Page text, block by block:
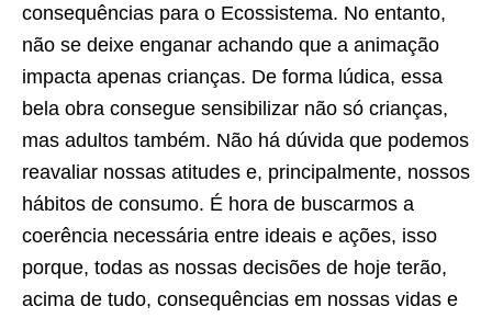
consequências para o Ecossistema. No entanto,
não se deixe enganar achando que a animação
impacta apenas crianças. De forma lúdica, essa
bela obra consegue sensibilizar não só crianças,
mas adultos também. Não há dúvida que podemos
reavaliar nossas atitudes e, principalmente, nossos
hábitos de consumo. É hora de buscarmos a
coerência necessária entre ideais e ações, isso
porque, todas as nossas decisões de hoje terão,
acima de tudo, consequências em nossas vidas e